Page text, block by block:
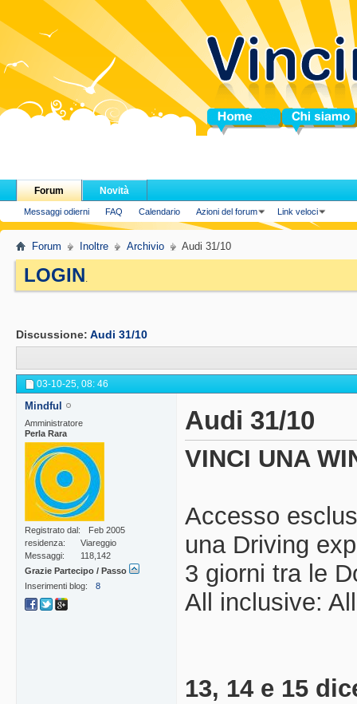
Home Chi siamo
Forum
Messaggi odierni FAQ Calendario Azioni del forum Link veloci
Novità
Forum Inoltre Archivio Audi 31/10
LOGIN.
Discussione: Audi 31/10
03-10-25, 08: 46
Mindful
Amministratore
Perla Rara
Registrato dal
Feb 2005
residenza
Viareggio
Messaggi
118,142
Grazie Partecipo / Passo
Inserimenti blog
8
Audi 31/10
VINCI UNA
Accesso
una Driving
3 giorni tra le
All inclusive:
13, 14 e 15